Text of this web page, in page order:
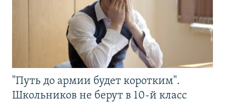
"Путь до армии будет коротким".
Школьников не берут в 10-й класс